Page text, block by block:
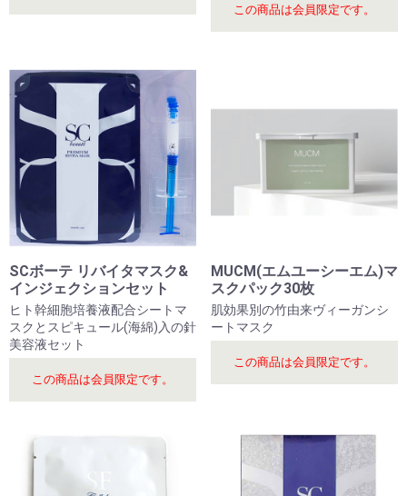
この商品は会員限定です。
SCボーテ リバイタマスク&
インジェクションセット
ヒト幹細胞培養液配合シートマ
スクとスピキュール(海綿)入の針
美容液セット
この商品は会員限定です。
MUCM(エムユーシーエム)マ
スクパック30枚
肌効果別の竹由来ヴィーガンシ
ートマスク
この商品は会員限定です。